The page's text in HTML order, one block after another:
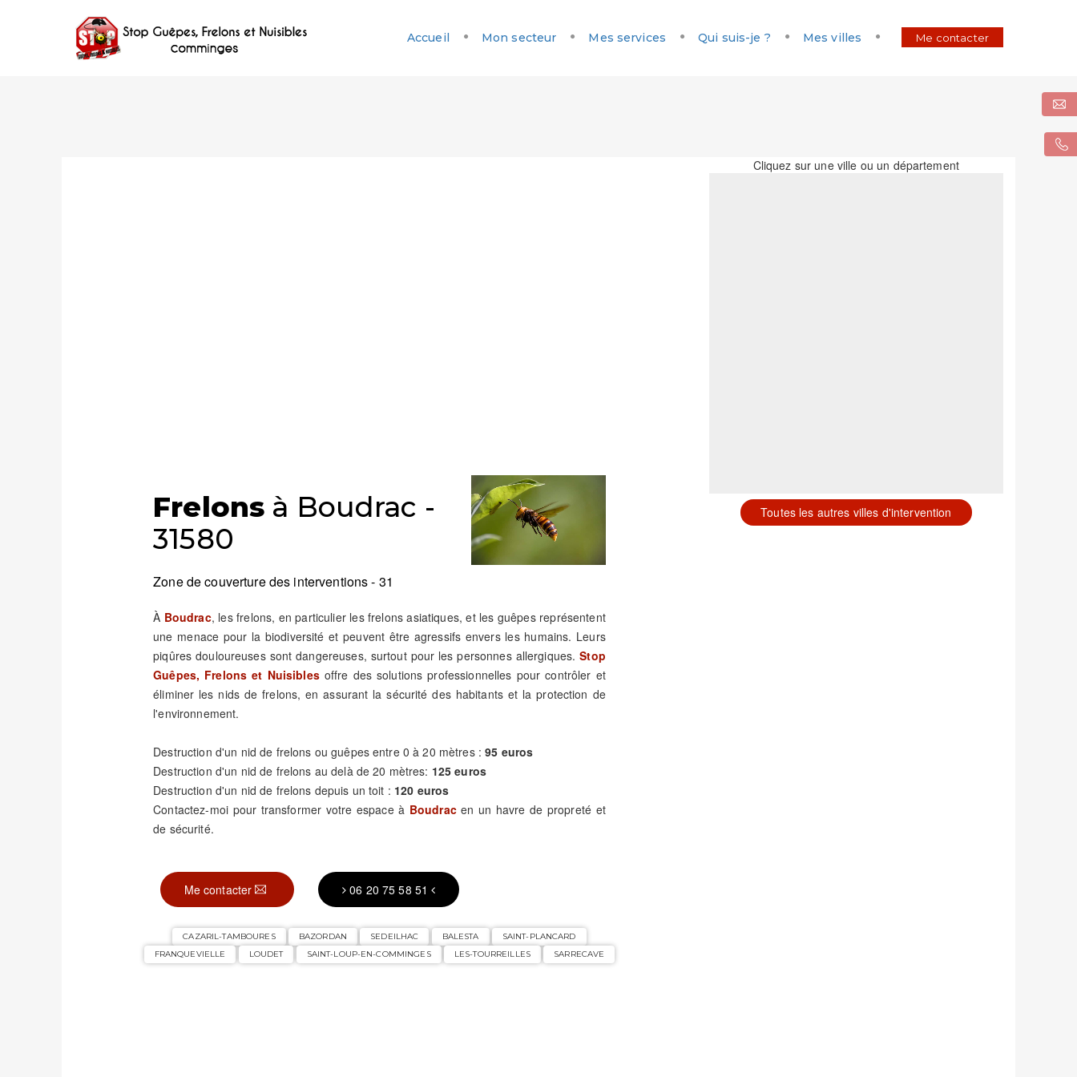
Accueil Mon secteur Mes services Qui suis-je ? Mes villes Me contacter
Frelons à Boudrac -
31580
Zone de couverture des interventions - 31
À Boudrac, les frelons, en particulier les frelons asiatiques, et les guêpes représentent
une menace pour la biodiversité et peuvent être agressifs envers les humains. Leurs
piqûres douloureuses sont dangereuses, surtout pour les personnes allergiques.Stop
Guêpes, Frelons et Nuisiblesoffre des solutions professionnelles pour contrôler et
éliminer les nids de frelons, en assurant la sécurité des habitants et la protection de
l'environnement.
Destruction d'un nid de frelons ou guêpes entre 0 à 20 mètres :95 euros
Destruction d'un nid de frelons au delà de 20 mètres: 125 euros
Destruction d'un nid de frelons depuis un toit : 120 euros
Contactez-moi pour transformer votre espace à Boudracen un havre de propreté et
de sécurité.
Me contacter 06 20 75 58 51
CAZARIL-TAMBOURES BAZORDAN SEDEILHAC BALESTA
SAINT-PLANCARD
FRANQUEVIELLE
LOUDET SAINT-LOUP-EN-COMMINGES LES-TOURREILLES SARRECAVE
Cliquez sur une ville ou un département
Toutes les autres villes d'intervention